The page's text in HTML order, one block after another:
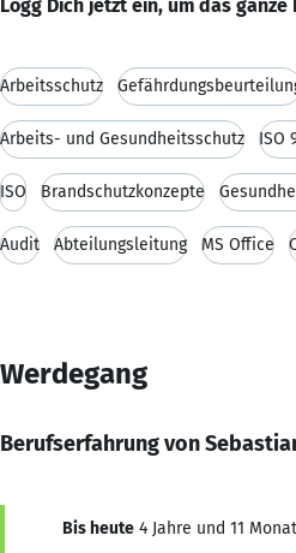
Logg Dich jetzt ein, um das
Arbeitsschutz
Arbeits- und Gesundheitsschutz ISO
ISO Brandschutzkonzepte
Audit Abteilungsleitung MS Office
Werdegang
Berufserfahrung von
Bis heute 4 Jahre und 11